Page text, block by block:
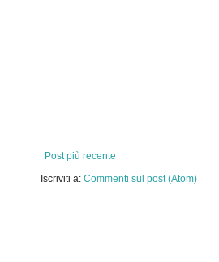
Post più recente
Iscriviti a: Commenti sul post (Atom)